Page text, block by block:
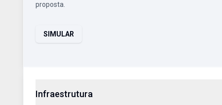
proposta.
SIMULAR
Infraestrutura